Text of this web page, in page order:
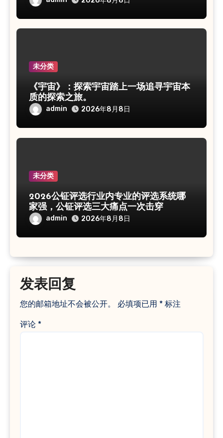
未分类
《宇宙》：探索宇宙踏上一场追寻宇宙本
质的探索之旅。
admin 2026年8月8日
未分类
2026公钲评选行业内专业的评选系统哪
家强，公钲评选三大痛点一次击穿
admin 2026年8月8日
发表回复
您的邮箱地址不会被公开。 必填项已用 *标注
评论 *